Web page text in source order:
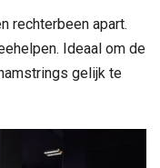
rechterbeen apart.
Ideaal om de
gelijk te